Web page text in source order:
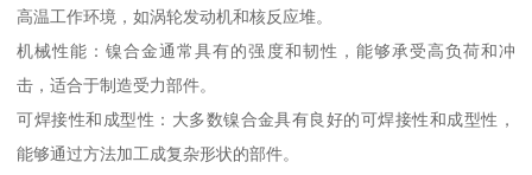
高温工作环境，如涡轮发动机和核反应堆。
机械性能：镍合金通常具有的强度和韧性，能够承受高负荷和冲
击，适合于制造受力部件。
可焊接性和成型性：大多数镍合金具有良好的可焊接性和成型性，
能够通过方法加工成复杂形状的部件。